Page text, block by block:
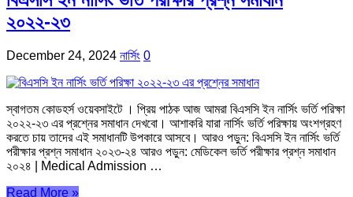
২০২২-২৩
December 24, 2024 নার্সিং 0
স্বাগতম কোডহর্স ওয়েবসাইটে । প্রিয় পাঠক আজ আমরা বিএসসি ইন নার্সিং ভর্তি পরিক্ষা
২০২২-২৩ এর প্রশ্নের সমাধান দেখবো। আশাকরি যারা নার্সিং ভর্তি পরিক্ষায় অংশগ্রহণ
করতে চায় তাদের এই সমাধানটি উপকারে আসবে। আরও পড়ুন: বিএসসি ইন নার্সিং ভর্তি
পরীক্ষার প্রশ্ন সমাধান ২০২৩-২৪ আরও পড়ুন: মেডিকেল ভর্তি পরীক্ষার প্রশ্ন সমাধান
২০২৪ | Medical Admission …
Read More »